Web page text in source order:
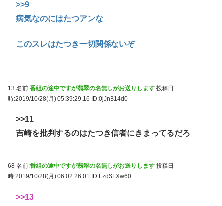
>>9
病気なのにはたつアンな
このスレはたつき一切関係ないぞ
13 名前:番組の途中ですが翡翠の名無しがお送りします 投稿日
時:2019/10/28(月) 05:39:29.16 ID:0jJnB14d0
>>11
吉崎を批判するのはたつき信者にきまってるだろ
68 名前:番組の途中ですが翡翠の名無しがお送りします 投稿日
時:2019/10/28(月) 06:02:26.01
ID:LzdSLXw60
>>13